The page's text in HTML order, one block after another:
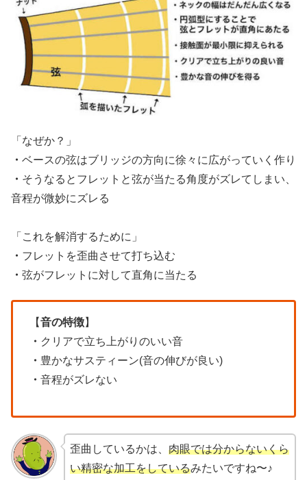
「なぜか？」
・ ベースの弦はブリッジの方向に徐々に広がっていく作り
・ そうなるとフレットと弦が当たる角度がズレてしまい、
音程が微妙にズレる
「これを解消するために」
・ フレットを歪曲させて打ち込む
・ 弦がフレットに対して直角に当たる
【音の特徴】
・ クリアで立ち上がりのいい音
・ 豊かなサスティーン(音の伸びが良い)
・ 音程がズレない
歪曲しているかは、 肉眼では分からないくら
い精密な加工をしているみたいですね〜♪